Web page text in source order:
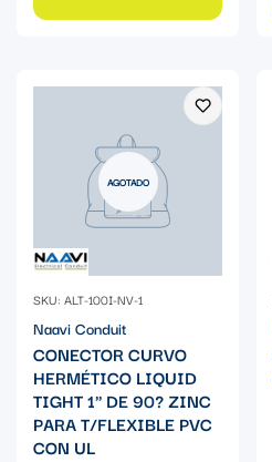
AGOTADO
SKU: ALT-100I-NV-1
Naavi Conduit
CONECTOR CURVO
HERMÉTICO LIQUID
TIGHT 1" DE 90? ZINC
PARA T/FLEXIBLE PVC
CON UL